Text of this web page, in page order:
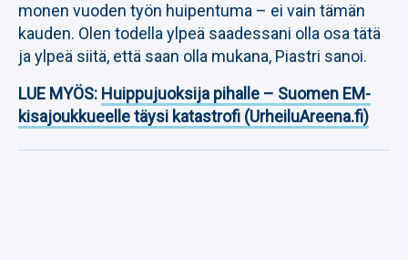
monen vuoden työn huipentuma – ei vain tämän
kauden. Olen todella ylpeä saadessani olla osa tätä
ja ylpeä siitä, että saan olla mukana, Piastri sanoi.
LUE MYÖS: Huippujuoksija pihalle – Suomen EM-
kisajoukkueelle täysi katastrofi (UrheiluAreena.fi)